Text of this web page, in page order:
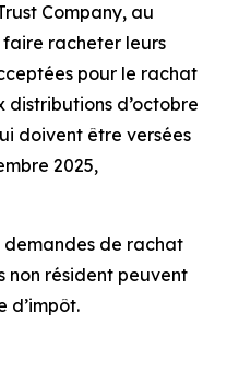
Company, au
faire racheter leurs
pour le rachat
d’octobre
doivent être versées
2025,
demandes de rachat
non résident peuvent
d’impôt.